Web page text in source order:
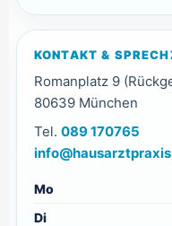
KONTAKT &
Romanplatz 9
80639 München
Tel. 089 170765
Mo
Di